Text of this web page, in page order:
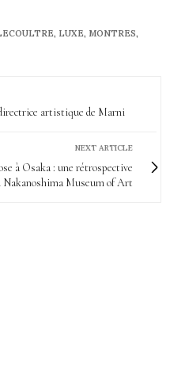
, LUXE, MONTRES,
artistique de Marni
NEXT ARTICLE
à Osaka : une rétrospective
Nakanoshima Museum of Art